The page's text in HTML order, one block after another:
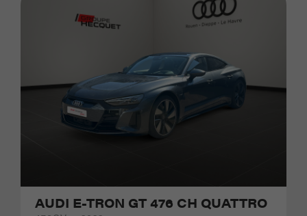
AUDI E-TRON GT 476 CH QUATTRO